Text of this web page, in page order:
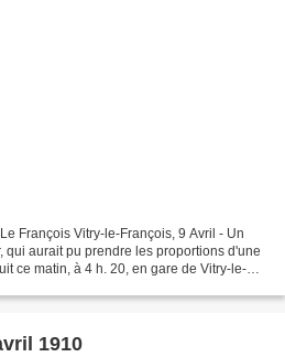
François Vitry-le-François, 9 Avril - Un
qui aurait pu prendre les proportions d'une
ce matin, à 4 h. 20, en gare de Vitry-le-
1910